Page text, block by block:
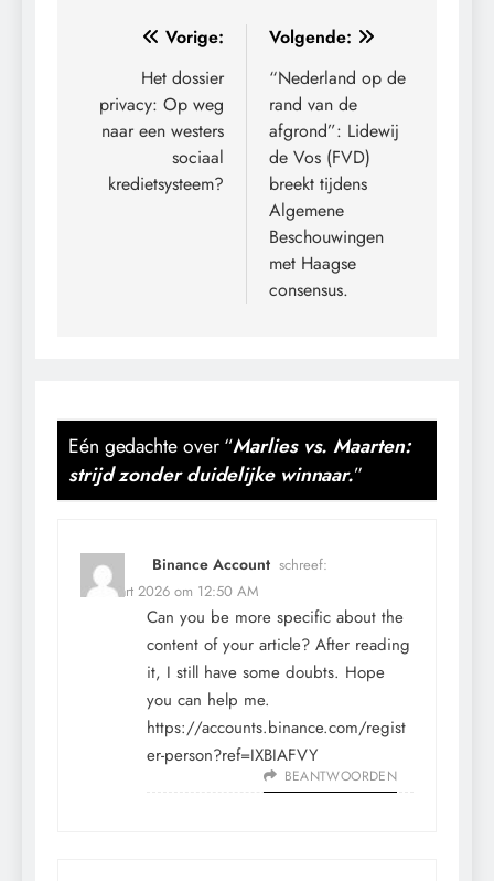
Bericht
navigatie
Vorige:
Het dossier
privacy: Op weg
naar een westers
sociaal
kredietsysteem?
Volgende:
“Nederland op de
rand van de
afgrond”: Lidewij
de Vos (FVD)
breekt tijdens
Algemene
Beschouwingen
met Haagse
consensus.
Eén gedachte over “Marlies vs. Maarten:
strijd zonder duidelijke winnaar.”
Binance Account schreef:
24 maart 2026 om 12:50 AM
Can you be more specific about the
content of your article? After reading
it, I still have some doubts. Hope
you can help me.
https://accounts.binance.com/regist
er-person?ref=IXBIAFVY
BEANTWOORDEN